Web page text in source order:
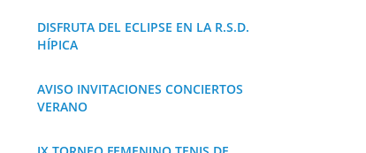
DISFRUTA DEL ECLIPSE EN LA R.S.D.
HÍPICA
AVISO INVITACIONES CONCIERTOS
VERANO